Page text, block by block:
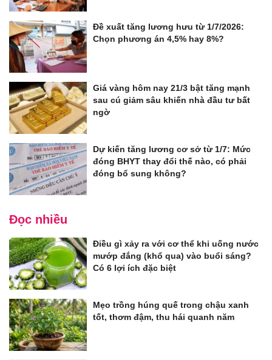
Đề xuất tăng lương hưu từ 1/7/2026:
Chọn phương án 4,5% hay 8%?
Giá vàng hôm nay 21/3 bật tăng mạnh
sau cú giảm sâu khiến nhà đầu tư bất
ngờ
Dự kiến tăng lương cơ sở từ 1/7: Mức
đóng BHYT thay đổi thế nào, có phải
đóng bổ sung không?
Đọc nhiều
Điều gì xảy ra với cơ thể khi uống nước
mướp đắng (khổ qua) vào buổi sáng?
Có 6 lợi ích đặc biệt
Mẹo trồng húng quế trong chậu xanh
tốt, thơm đậm, thu hái quanh năm